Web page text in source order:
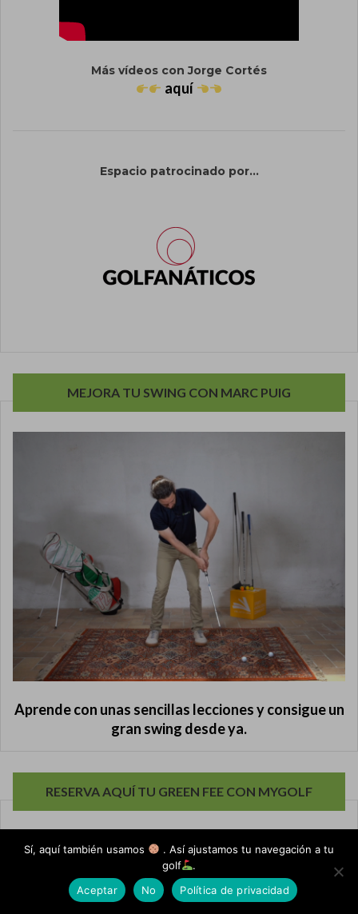
Más vídeos con Jorge Cortés
aquí
Espacio patrocinado por...
MEJORA TU SWING CON MARC PUIG
Aprende con unas sencillas lecciones y consigue un
gran swing desde ya.
RESERVA AQUÍ TU GREEN FEE CON MYGOLF
Sí, aquí también usamos
. Así ajustamos tu navegación a tu
golf
.
Aceptar
No Política de privacidad